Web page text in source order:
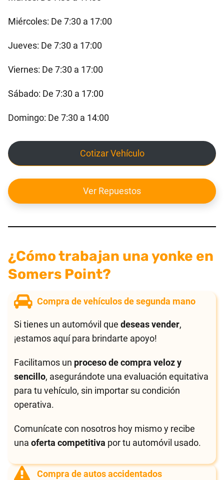
Miércoles: De 7:30 a 17:00
Jueves: De 7:30 a 17:00
Viernes: De 7:30 a 17:00
Sábado: De 7:30 a 17:00
Domingo: De 7:30 a 14:00
Cotizar Vehículo
Ver Repuestos
¿Cómo trabajan una yonke en
Somers Point?
Compra de vehículos de segunda mano
Si tienes un automóvil quedeseas vender,
¡estamos aquí para brindarte apoyo!
Facilitamos un proceso de compra veloz y
sencillo, asegurándote una evaluación equitativa
para tu vehículo, sin importar su condición
operativa.
Comunícate con nosotros hoy mismo y recibe
unaoferta competitiva por tu automóvil usado.
Compra de autos accidentados